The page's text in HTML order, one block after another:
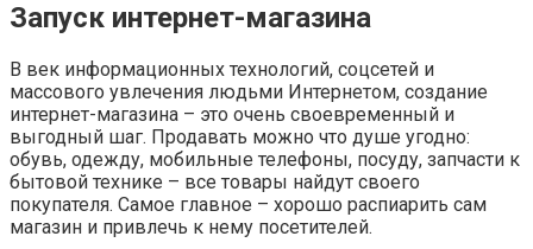
Запуск интернет-магазина
В век информационных технологий, соцсетей и
массового увлечения людьми Интернетом, создание
интернет-магазина – это очень своевременный и
выгодный шаг. Продавать можно что душе угодно:
обувь, одежду, мобильные телефоны, посуду, запчасти к
бытовой технике – все товары найдут своего
покупателя. Самое главное – хорошо распиарить сам
магазин и привлечь к нему посетителей.